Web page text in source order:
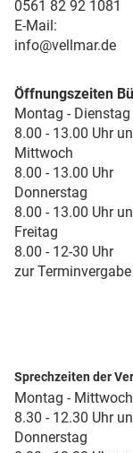
0561 82 92 1081
E-Mail:
info@vellmar.de
Öffnungszeiten
Montag - Dienstag
8.00 - 13.00 Uhr
Mittwoch
8.00 - 13.00 Uhr
Donnerstag
8.00 - 13.00 Uhr
Freitag
8.00 - 12-30 Uhr
zur
Sprechzeiten der
Montag - Mittwoch
8.30 - 12.30 Uhr
Donnerstag